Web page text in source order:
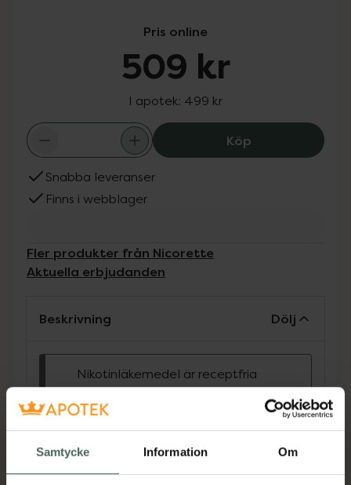
Samtycke Information Om
Pris online
509 kr
I apotek: 499 kr
KöpNicorette 4
Snabba leveranser
Finns i webblager
Fler produkter från Nicorette
Aktuella erbjudanden
Beskrivning Dölj
Nikotinläkemedel är receptfria
läkemedel.
Läs bipacksedeln noga före
användning. Nikotinläkemedel
får inte säljas till personer under